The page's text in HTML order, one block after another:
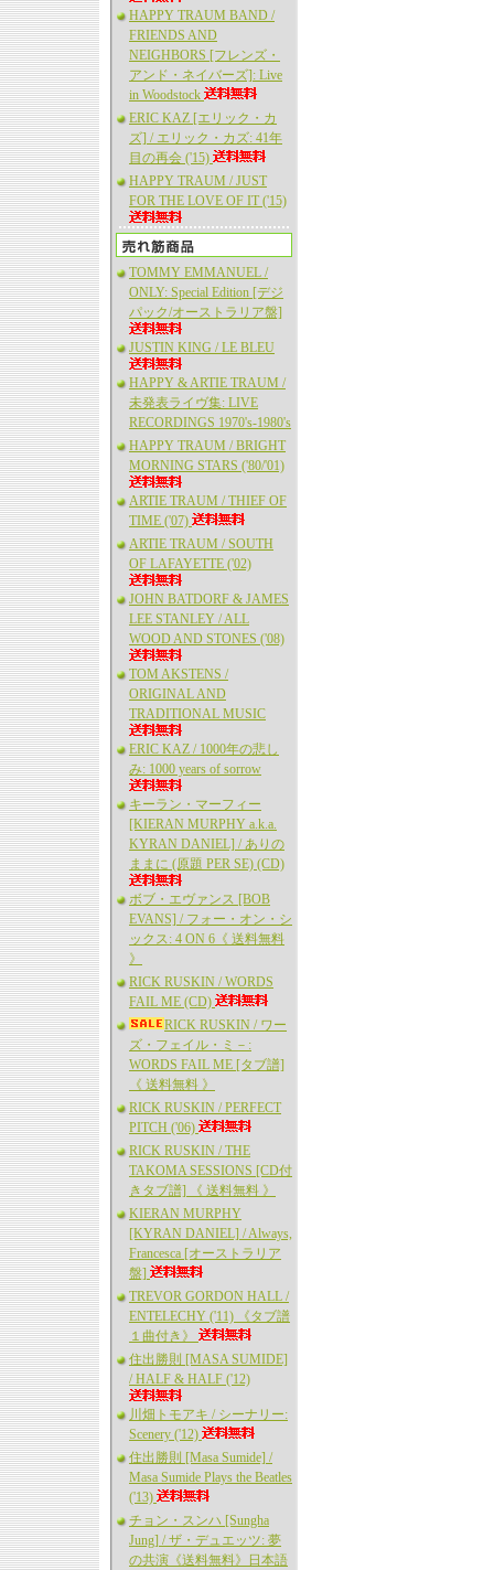
HAPPY TRAUM BAND /
FRIENDS AND
NEIGHBORS [フレンズ・
アンド・ネイバーズ]: Live
in Woodstock
ERIC KAZ [エリック・カ
ズ] / エリック・カズ: 41年
目の再会 ('15)
HAPPY TRAUM / JUST
FOR THE LOVE OF IT ('15)
TOMMY EMMANUEL /
ONLY: Special Edition [デジ
パック/オーストラリア盤]
JUSTIN KING / LE BLEU
HAPPY & ARTIE TRAUM /
未発表ライヴ集: LIVE
RECORDINGS 1970's-1980's
HAPPY TRAUM / BRIGHT
MORNING STARS ('80/'01)
ARTIE TRAUM / THIEF OF
TIME ('07)
ARTIE TRAUM / SOUTH
OF LAFAYETTE ('02)
JOHN BATDORF & JAMES
LEE STANLEY / ALL
WOOD AND STONES ('08)
TOM AKSTENS /
ORIGINAL AND
TRADITIONAL MUSIC
ERIC KAZ / 1000年の悲し
み: 1000 years of sorrow
キーラン・マーフィー
[KIERAN MURPHY a.k.a.
KYRAN DANIEL] / ありの
ままに (原題 PER SE) (CD)
ボブ・エヴァンス [BOB
EVANS] / フォー・オン・シ
ックス: 4 ON 6《 送料無料
》
RICK RUSKIN / WORDS
FAIL ME (CD)
RICK RUSKIN / ワー
ズ・フェイル・ミ－:
WORDS FAIL ME [タブ譜]
《 送料無料 》
RICK RUSKIN / PERFECT
PITCH ('06)
RICK RUSKIN / THE
TAKOMA SESSIONS [CD付
きタブ譜] 《 送料無料 》
KIERAN MURPHY
[KYRAN DANIEL] / Always,
Francesca [オーストラリア
盤]
TREVOR GORDON HALL /
ENTELECHY ('11) 《タブ譜
１曲付き》
住出勝則 [MASA SUMIDE]
/ HALF & HALF ('12)
川畑トモアキ / シーナリー:
Scenery ('12)
住出勝則 [Masa Sumide] /
Masa Sumide Plays the Beatles
('13)
チョン・スンハ [Sungha
Jung] / ザ・デュエッツ: 夢
の共演《送料無料》日本語